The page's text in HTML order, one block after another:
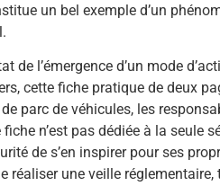
un bel exemple d’un
de l’émergence d’un mode
cette fiche pratique de deux
parc de véhicules, les
fiche n’est pas dédiée à la seule
de s’en inspirer pour ses
réaliser une veille